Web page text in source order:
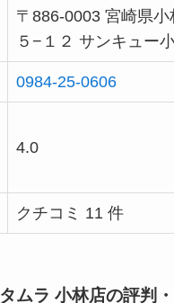
〒886-0003 宮崎県小
５−１２ サンキュー
0984-25-0606
4.0
クチコミ 11 件
ムラ 小林店の評判